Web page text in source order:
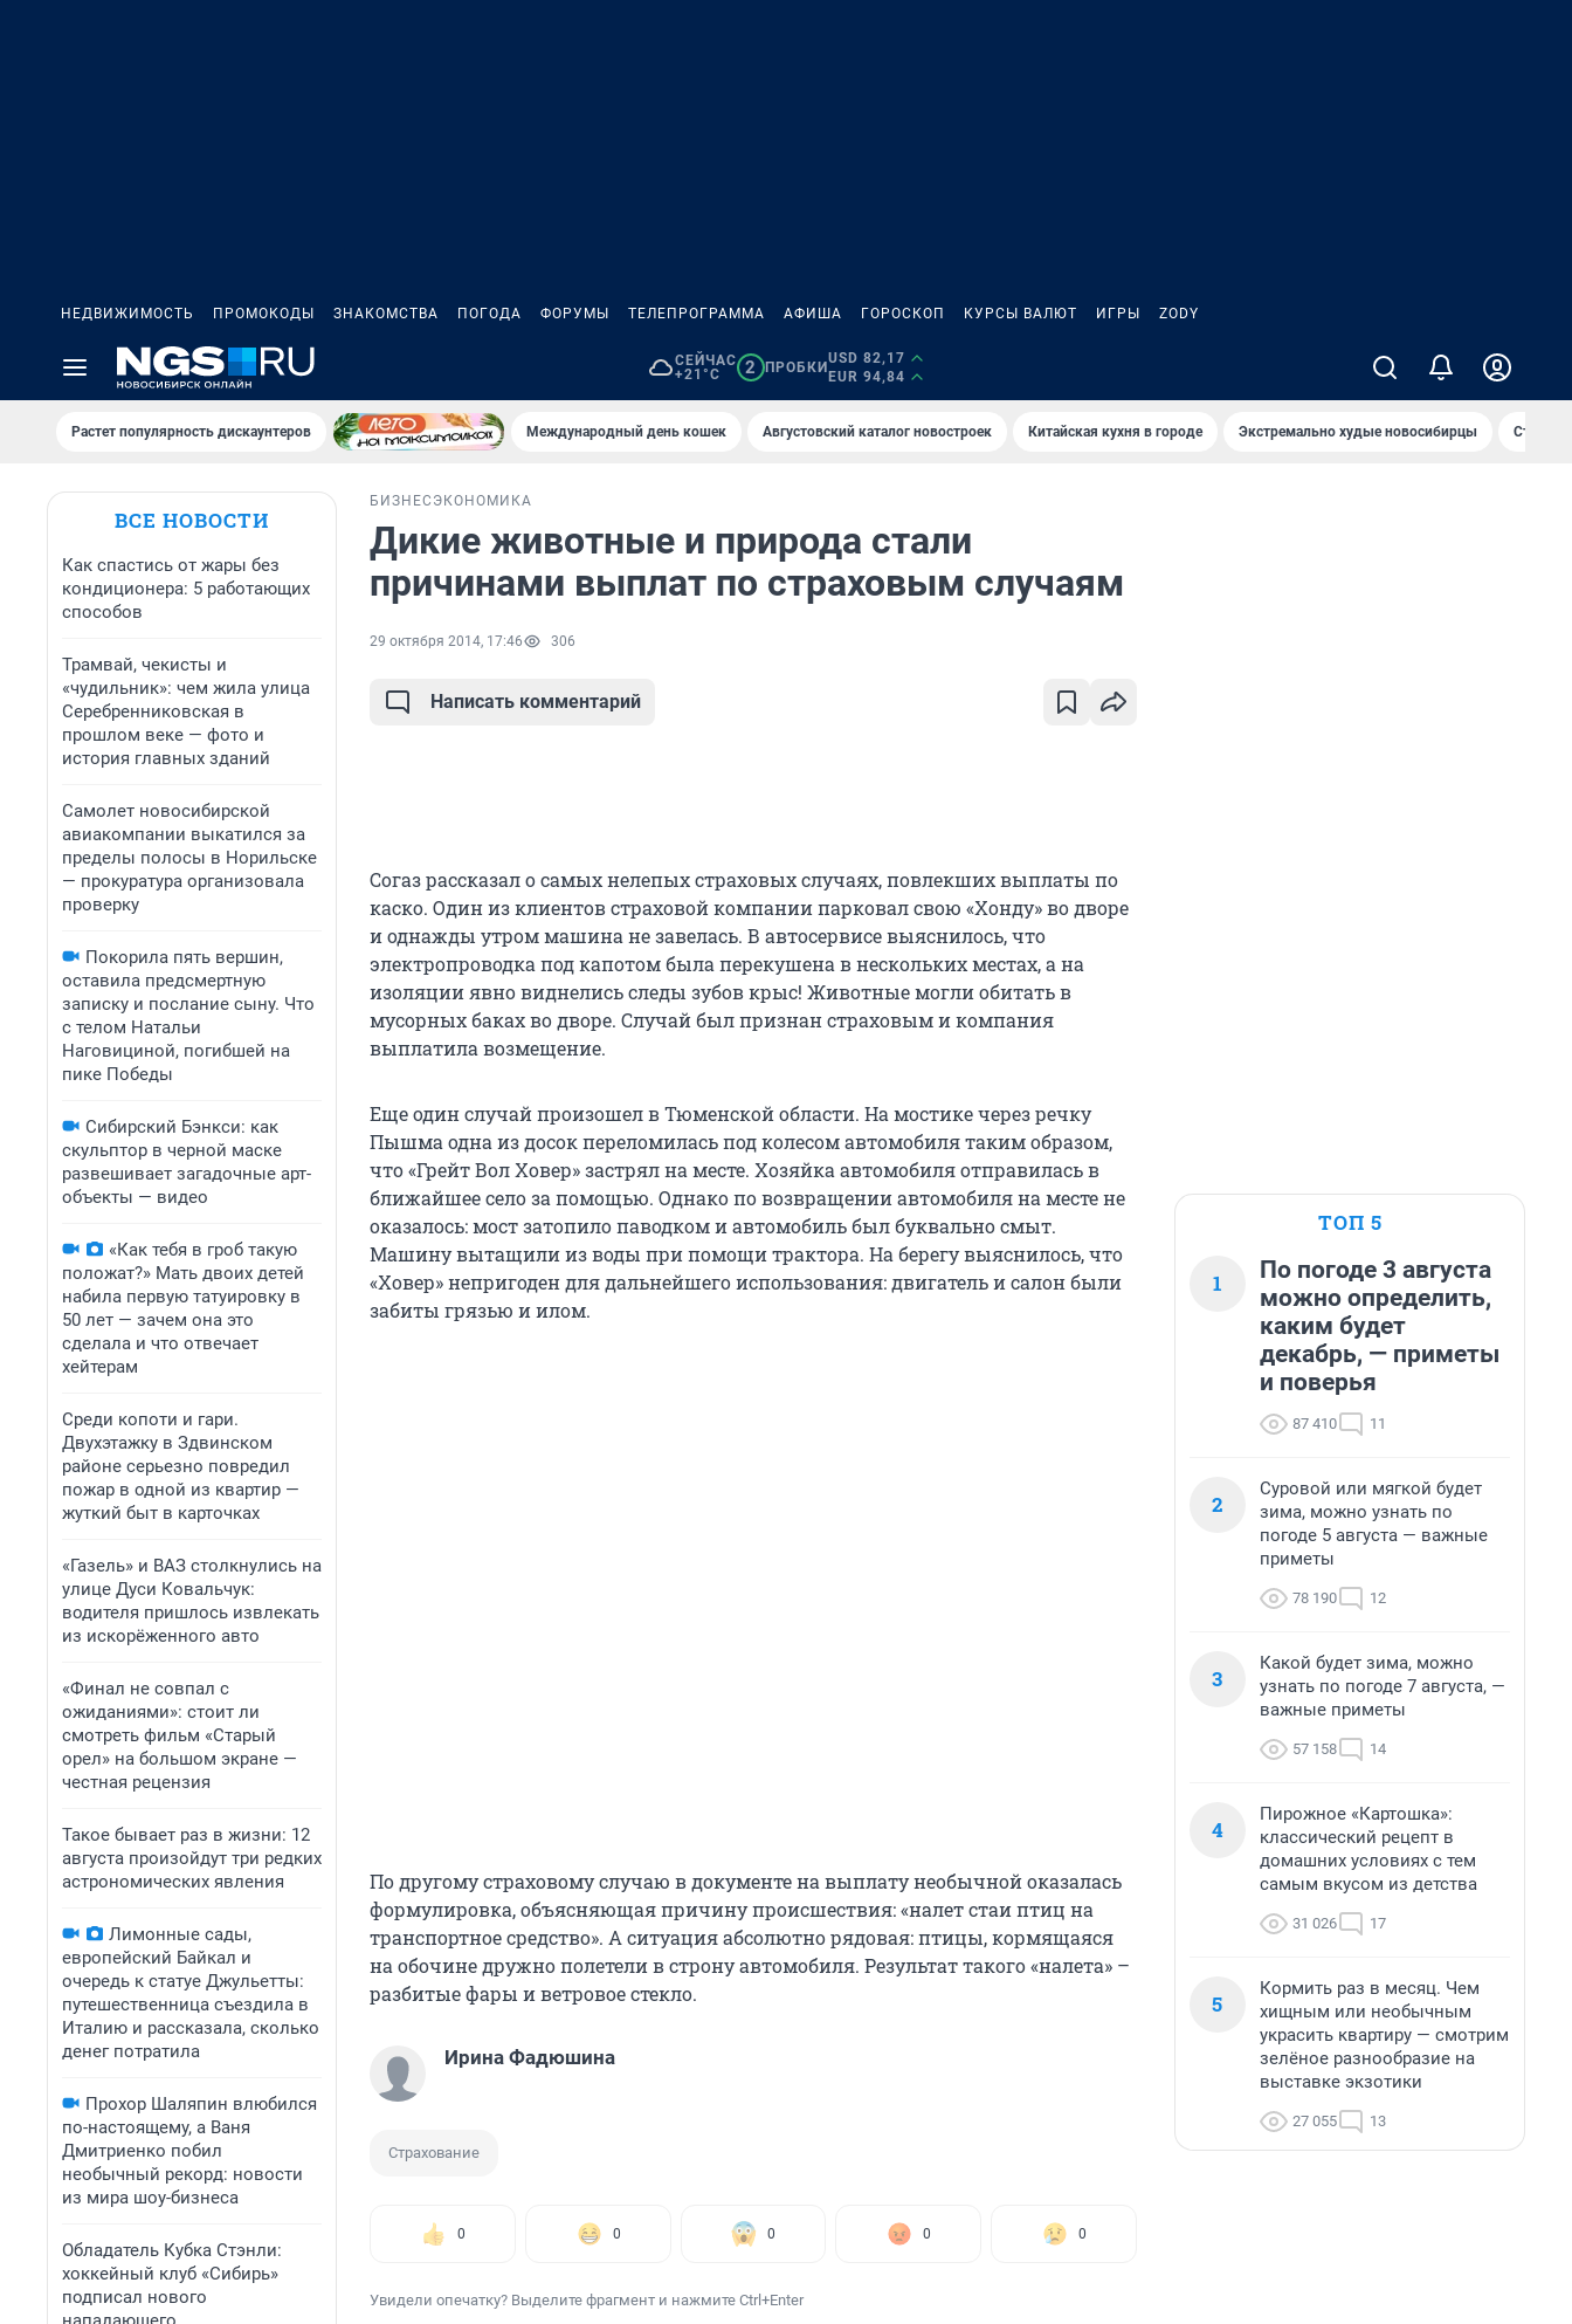
НЕДВИЖИМОСТЬ ПРОМОКОДЫ ЗНАКОМСТВА ПОГОДА ФОРУМЫ ТЕЛЕПРОГРАММА АФИША ГОРОСКОП КУРСЫ ВАЛЮТ ИГРЫ ZODY
СЕЙЧАС
+21°C
2 ПРОБКИ
USD 82,17
EUR 94,84
Растет популярность дискаунтеров Международный день кошек Августовский каталог новостроек Китайская кухня в городе Экстремально худые новосибирцы Старт
ВСЕ НОВОСТИ
Как спастись от жары без
кондиционера: 5 работающих
способов
Трамвай, чекисты и
«чудильник»: чем жила улица
Серебренниковская в
прошлом веке — фото и
история главных зданий
Самолет новосибирской
авиакомпании выкатился за
пределы полосы в Норильске
— прокуратура организовала
проверку
Покорила пять вершин,
оставила предсмертную
записку и послание сыну. Что
с телом Натальи
Наговициной, погибшей на
пике Победы
Сибирский Бэнкси: как
скульптор в черной маске
развешивает загадочные арт-
объекты — видео
«Как тебя в гроб такую
положат?» Мать двоих детей
набила первую татуировку в
50 лет — зачем она это
сделала и что отвечает
хейтерам
Среди копоти и гари.
Двухэтажку в Здвинском
районе серьезно повредил
пожар в одной из квартир —
жуткий быт в карточках
«Газель» и ВАЗ столкнулись на
улице Дуси Ковальчук:
водителя пришлось извлекать
из искорёженного авто
«Финал не совпал с
ожиданиями»: стоит ли
смотреть фильм «Старый
орел» на большом экране —
честная рецензия
Такое бывает раз в жизни: 12
августа произойдут три редких
астрономических явления
Лимонные сады,
европейский Байкал и
очередь к статуе Джульетты:
путешественница съездила в
Италию и рассказала, сколько
денег потратила
Прохор Шаляпин влюбился
по-настоящему, а Ваня
Дмитриенко побил
необычный рекорд: новости
из мира шоу-бизнеса
Обладатель Кубка Стэнли:
хоккейный клуб «Сибирь»
подписал нового
БИЗНЕС ЭКОНОМИКА
Дикие животные и природа стали
причинами выплат по страховым случаям
29 октября 2014, 17:46 306
Написать комментарий
Согаз рассказал о самых нелепых страховых случаях, повлекших выплаты по
каско. Один из клиентов страховой компании парковал свою «Хонду» во дворе
и однажды утром машина не завелась. В автосервисе выяснилось, что
электропроводка под капотом была перекушена в нескольких местах, а на
изоляции явно виднелись следы зубов крыс! Животные могли обитать в
мусорных баках во дворе. Случай был признан страховым и компания
выплатила возмещение.
Еще один случай произошел в Тюменской области. На мостике через речку
Пышма одна из досок переломилась под колесом автомобиля таким образом,
что «Грейт Вол Ховер» застрял на месте. Хозяйка автомобиля отправилась в
ближайшее село за помощью. Однако по возвращении автомобиля на месте не
оказалось: мост затопило паводком и автомобиль был буквально смыт.
Машину вытащили из воды при помощи трактора. На берегу выяснилось, что
«Ховер» непригоден для дальнейшего использования: двигатель и салон были
забиты грязью и илом.
По другому страховому случаю в документе на выплату необычной оказалась
формулировка, объясняющая причину происшествия: «налет стаи птиц на
транспортное средство». А ситуация абсолютно рядовая: птицы, кормящаяся
на обочине дружно полетели в строну автомобиля. Результат такого «налета» –
разбитые фары и ветровое стекло.
Ирина Фадюшина
Страхование
0 0 0 0 0
Увидели опечатку? Выделите фрагмент и нажмите Ctrl+Enter
ТОП 5
1
По погоде 3 августа
можно определить,
каким будет
декабрь, — приметы
и поверья
87 410 11
2
Суровой или мягкой будет
зима, можно узнать по
погоде 5 августа — важные
приметы
78 190 12
3
Какой будет зима, можно
узнать по погоде 7 августа, —
важные приметы
57 158 14
4
Пирожное «Картошка»:
классический рецепт в
домашних условиях с тем
самым вкусом из детства
31 026 17
5
Кормить раз в месяц. Чем
хищным или необычным
украсить квартиру — смотрим
зелёное разнообразие на
выставке экзотики
27 055 13